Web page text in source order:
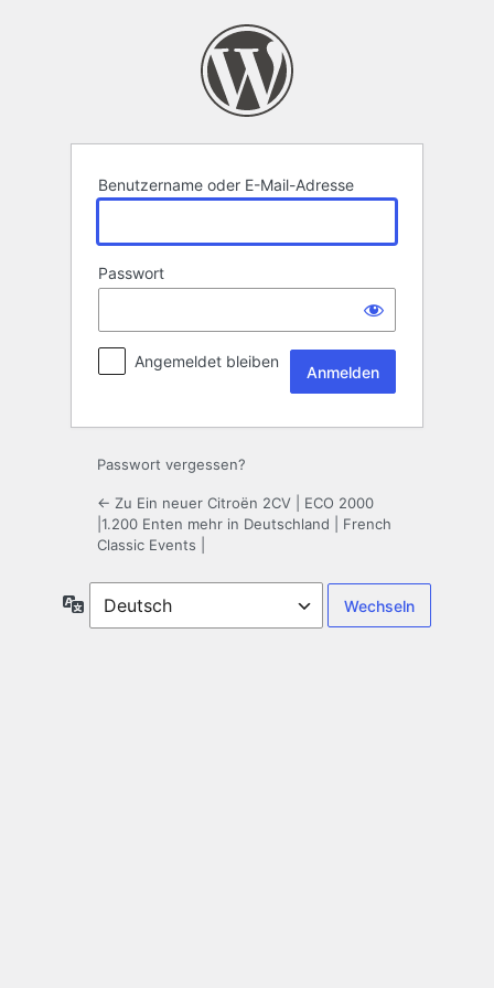
Benutzername oder E-Mail-Adresse
Passwort
Angemeldet bleiben
Passwort vergessen?
← Zu Ein neuer Citroën 2CV | ECO 2000
|1.200 Enten mehr in Deutschland | French
Classic Events |
Sprache